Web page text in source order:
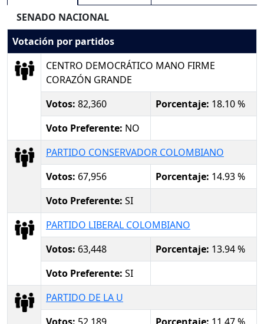
SENADO NACIONAL
Votación por partidos
CENTRO DEMOCRÁTICO MANO FIRME
CORAZÓN GRANDE
Votos: 82,360 Porcentaje: 18.10 %
Voto Preferente: NO
PARTIDO CONSERVADOR COLOMBIANO
Votos: 67,956 Porcentaje: 14.93 %
Voto Preferente: SI
PARTIDO LIBERAL COLOMBIANO
Votos: 63,448 Porcentaje: 13.94 %
Voto Preferente: SI
PARTIDO DE LA U